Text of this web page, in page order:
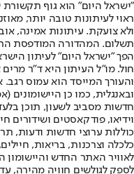
"ישראל היום" הוא גוף
ראוי לעיתונות טובה יותר,
ולא צועקת. עיתונות אמינה,
הפך "ישראל היום" לעיתון
חול. מו"ל העיתון היא ד"ר
והעורך המייסד הוא עמוס
חדשות מסביב לשעון, תוכן
וידיאו, פודקאסטים ושידורים
כוללות ערוצי חדשות ודעות,
לאוויר האתר החדש
לספק לגולשים חוויה מהירה,